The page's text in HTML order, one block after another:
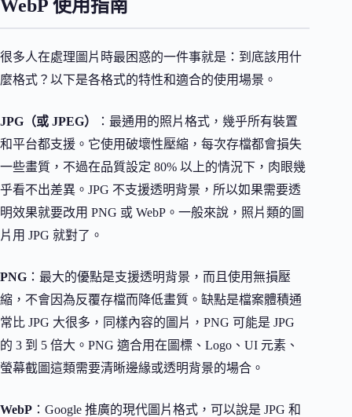
WebP 使用指南
很多人在處理圖片時最困惑的一件事就是：到底該用什
麼格式？以下是各格式的特性和適合的使用場景。
JPG（或 JPEG）
：最通用的照片格式，幾乎所有裝置
和平台都支援。它使用破壞性壓縮，每次存檔都會損失
一些畫質，不過在品質設定 80% 以上的情況下，肉眼幾
乎看不出差異。JPG 不支援透明背景，所以如果需要透
明效果就要改用 PNG 或 WebP。一般來說，照片類的圖
片用 JPG 就對了。
PNG ：最大的優點是支援透明背景，而且使用無損壓
縮，不會因為反覆存檔而降低畫質。缺點是檔案體積通
常比 JPG 大很多，同樣內容的圖片，PNG 可能是 JPG
的 3 到 5 倍大。PNG 適合用在圖標、Logo、UI 元素、
螢幕截圖這類需要清晰邊緣或透明背景的場合。
WebP ：Google 推廣的現代圖片格式，可以說是 JPG 和